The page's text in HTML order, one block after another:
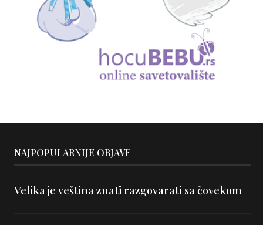
NAJPOPULARNIJE OBJAVE
Velika je veština znati razgovarati sa čovekom